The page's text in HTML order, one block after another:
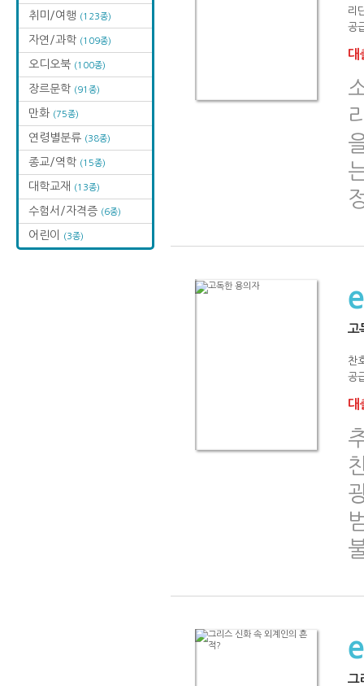
취미/여행 (123종)
자연/과학 (109종)
오디오북 (100종)
장르문학 (91종)
만화 (75종)
연령별분류 (38종)
종교/역학 (15종)
대학교재 (13종)
수험서/자격증 (6종)
어린이 (3종)
리
공
대
고
찬
공
대
그